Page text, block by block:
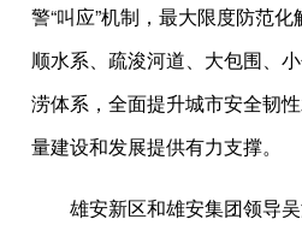
警“叫应”机制，最大限度防范
顺水系、疏浚河道、大包围、
涝体系，全面提升城市安全韧
量建设和发展提供有力支撑。
雄安新区和雄安集团领导吴